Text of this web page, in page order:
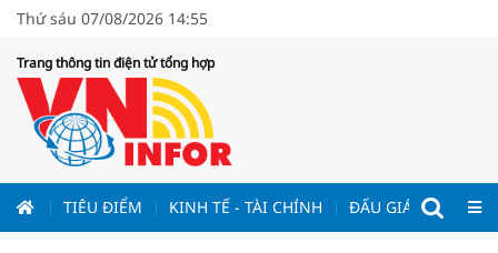
Thứ sáu 07/08/2026 14:55
Trang thông tin điện tử tổng hợp
TIÊU ĐIỂM KINH TẾ - TÀI CHÍNH ĐẤU GIÁ - ĐẤU